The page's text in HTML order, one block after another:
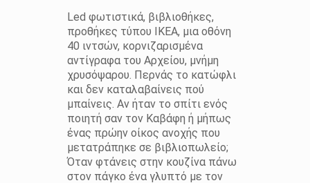
Led φωτιστικά, βιβλιοθήκες,
προθήκες τύπου ΙΚΕΑ, μια οθόνη
40 ιντσών, κορνιζαρισμένα
αντίγραφα του Αρχείου, μνήμη
χρυσόψαρου. Περνάς το κατώφλι
και δεν καταλαβαίνεις πού
μπαίνεις. Αν ήταν το σπίτι ενός
ποιητή σαν τον Καβάφη ή μήπως
ένας πρώην οίκος ανοχής που
μετατράπηκε σε βιβλιοπωλείο;
Όταν φτάνεις στην κουζίνα πάνω
στον πάγκο ένα γλυπτό με τον